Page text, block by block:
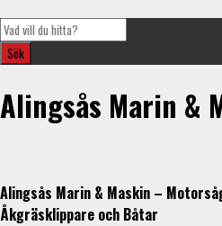
Alingsås Marin &
Alingsås Marin & Maskin –
Åkgräsklippare och Båtar